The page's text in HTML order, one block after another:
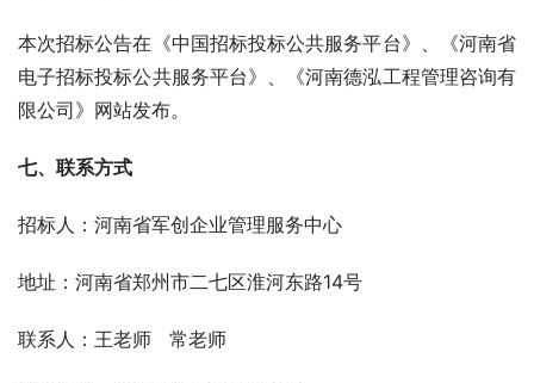
本次招标公告在《中国招标投标公共服务平台》、《河南省
电子招标投标公共服务平台》、《河南德泓工程管理咨询有
限公司》网站发布。
七、联系方式
招标人：河南省军创企业管理服务中心
地址：河南省郑州市二七区淮河东路14号
联系人：王老师   常老师